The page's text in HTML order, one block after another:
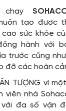
chạy
tạo được
sức khỏe
hành với
trước cũng
đỡ các hoàn
ẤN TƯỢNG vì
viên nhà
đa số vận